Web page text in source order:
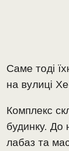
Саме тоді
на вулиці
Комплекс
будинку. До
лабаз та